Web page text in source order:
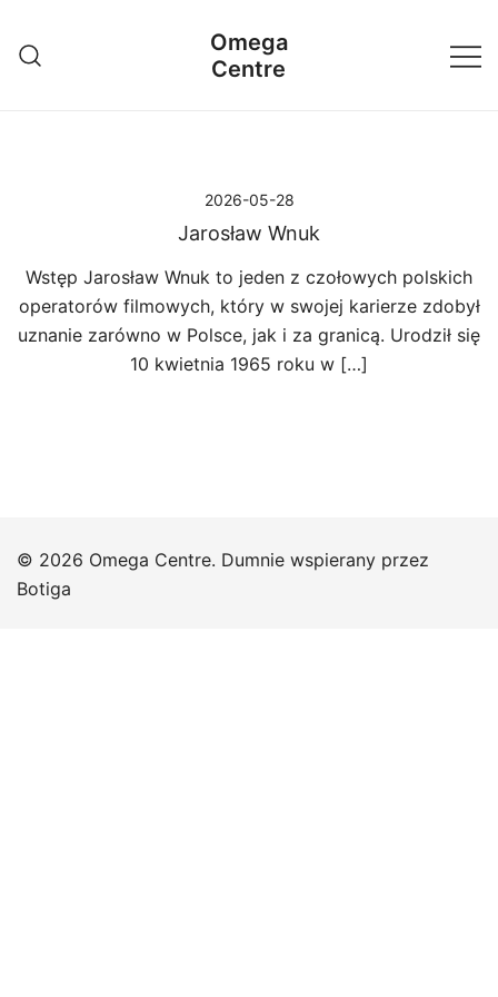
treści
Omega
Centre
2026-05-28
Jarosław Wnuk
Wstęp Jarosław Wnuk to jeden z czołowych polskich
operatorów filmowych, który w swojej karierze zdobył
uznanie zarówno w Polsce, jak i za granicą. Urodził się
10 kwietnia 1965 roku w […]
© 2026 Omega Centre. Dumnie wspierany przez
Botiga